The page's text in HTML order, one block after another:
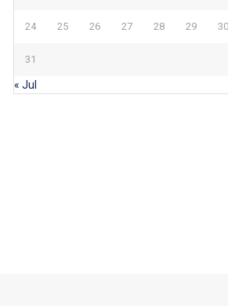
24 25 26 27 28 29 30
31
« Jul